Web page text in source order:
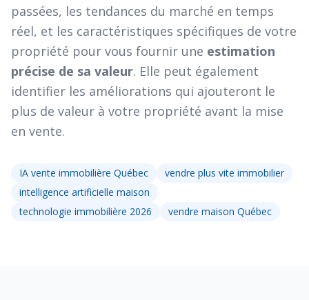
passées, les tendances du marché en temps
réel, et les caractéristiques spécifiques de votre
propriété pour vous fournir une estimation
précise de sa valeur. Elle peut également
identifier les améliorations qui ajouteront le
plus de valeur à votre propriété avant la mise
en vente.
IA vente immobilière Québec
vendre plus vite immobilier
intelligence artificielle maison
technologie immobilière 2026
vendre maison Québec